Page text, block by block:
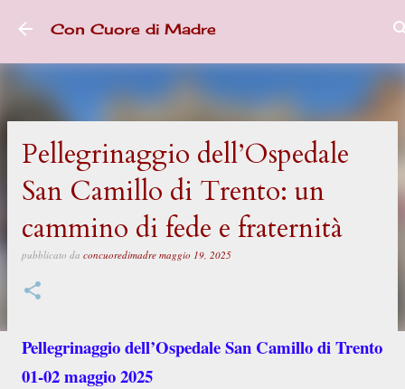
Passa ai contenuti principali
Con Cuore di Madre
Pellegrinaggio dell’Ospedale
San Camillo di Trento: un
cammino di fede e fraternità
pubblicato da concuoredimadre maggio 19, 2025
Pellegrinaggio dell’Ospedale San Camillo di Trento
01-02 maggio 2025